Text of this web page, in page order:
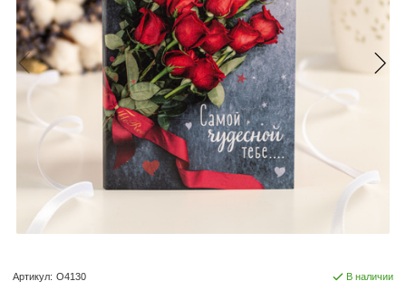
Артикул: О4130 В наличии